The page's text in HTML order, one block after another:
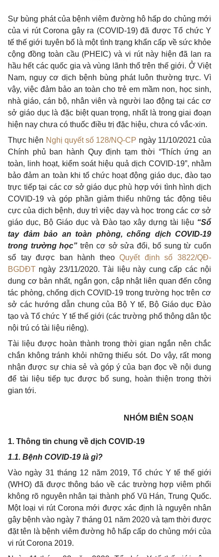
Sự bùng phát của bệnh viêm đường hô hấp do chủng mới
của vi rút Corona gây ra (COVID-19) đã được Tổ chức Y
tế thế giới tuyên bố là một tình trạng khẩn cấp về sức khỏe
cộng đồng toàn cầu (PHEIC) và vi rút này hiện đã lan ra
hầu hết các quốc gia và vùng lãnh thổ trên thế giới. Ở Việt
Nam, nguy cơ dịch bệnh bùng phát luôn thường trực. Vì
vậy, việc đảm bảo an toàn cho trẻ em mầm non, học sinh,
nhà giáo, cán bộ, nhân viên và người lao động tại các cơ
sở giáo dục là đặc biệt quan trọng, nhất là trong giai đoạn
hiện nay chưa có thuốc điều trị đặc hiệu, chưa có vắc-xin.
Thực hiện Nghị quyết số 128/NQ-CP ngày 11/10/2021 của
Chính phủ ban hành Quy định tạm thời “Thích ứng an
toàn, linh hoạt, kiểm soát hiệu quả dịch COVID-19”, nhằm
bảo đảm an toàn khi tổ chức hoạt động giáo dục, đào tạo
trực tiếp tại các cơ sở giáo dục phù hợp với tình hình dịch
COVID-19 và góp phần giảm thiểu những tác động tiêu
cực của dịch bệnh, duy trì việc dạy và học trong các cơ sở
giáo dục, Bộ Giáo dục và Đào tạo xây dựng tài liệu “Sổ
tay đảm bảo an toàn phòng, chống dịch COVID-19
trong trường học” trên cơ sở sửa đổi, bổ sung từ cuốn
sổ tay được ban hành theoQuyết định số 3822/QĐ-
BGDĐT ngày 23/11/2020. Tài liệu này cung cấp các nội
dung cơ bản nhất, ngắn gọn, cập nhật liên quan đến công
tác phòng, chống dịch COVID-19 trong trường học trên cơ
sở các hướng dẫn chung của Bộ Y tế, Bộ Giáo dục Đào
tạo và Tổ chức Y tế thế giới (các trường phổ thông dân tộc
nội trú có tài liệu riêng).
Tài liệu được hoàn thành trong thời gian ngắn nên chắc
chắn không tránh khỏi những thiếu sót. Do vậy, rất mong
nhận được sự chia sẻ và góp ý của bạn đọc về nội dung
để tài liệu tiếp tục được bổ sung, hoàn thiện trong thời
gian tới.
NHÓM BIÊN SOẠN
1. Thông tin chung về dịch COVID-19
1.1. Bệnh COVID-19 là gì?
Vào ngày 31 tháng 12 năm 2019, Tổ chức Y tế thế giới
(WHO) đã được thông báo về các trường hợp viêm phổi
không rõ nguyên nhân tại thành phố Vũ Hán, Trung Quốc.
Một loại vi rút Corona mới được xác định là nguyên nhân
gây bệnh vào ngày 7 tháng 01 năm 2020 và tạm thời được
đặt tên là bệnh viêm đường hô hấp cấp do chủng mới của
vi rút Corona 2019.